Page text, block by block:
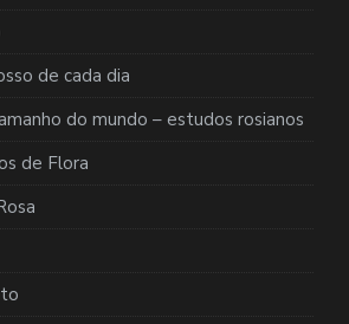
de cada dia
do mundo – estudos rosianos
de Flora